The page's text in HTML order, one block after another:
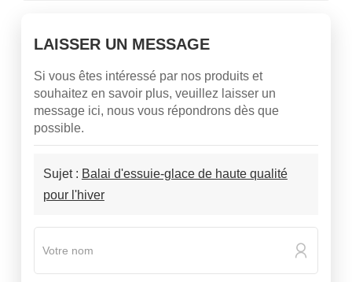
LAISSER UN MESSAGE
Si vous êtes intéressé par nos produits et
souhaitez en savoir plus, veuillez laisser un
message ici, nous vous répondrons dès que
possible.
Sujet : Balai d'essuie-glace de haute qualité
pour l'hiver